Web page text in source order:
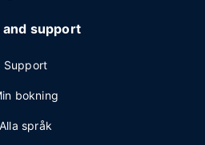
and support
Support
bokning
Alla språk